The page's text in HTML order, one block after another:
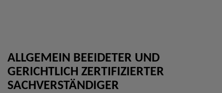
ALLGEMEIN BEEIDETER UND
GERICHTLICH ZERTIFIZIERTER
SACHVERSTÄNDIGER